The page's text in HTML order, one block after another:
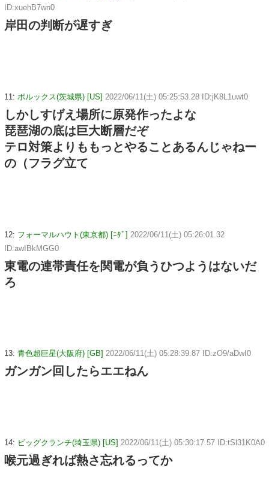
ID:xuehB7wn0
岸田の判断が遅すぎ
11: ポルックス(茨城県) [US] 2022/06/11(土) 05:25:53.28 ID:jK8L1uwt0
しかしすげえ場所に原発作ったよな
琵琶湖の底は巨大断層だぞ
テロ対策よりももっとやることあるんじゃねー
の（フラグ立て
12: フォーマルハウト(東京都) [ﾆﾀﾞ] 2022/06/11(土) 05:26:01.32
ID:awIBkMGG0
東電の連帯責任を関電が負うひつようはないだ
ろ
13: 青色超巨星(大阪府) [GB] 2022/06/11(土) 05:28:39.87 ID:zO9/aDwI0
ガンガン回したらエエねん
14: ビッグクランチ(埼玉県) [US] 2022/06/11(土) 05:30:17.57 ID:tSl31K0A0
喉元過ぎれば熱さ忘れるってか